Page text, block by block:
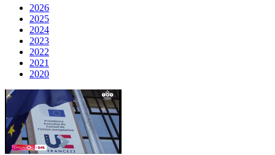
2026
2025
2024
2023
2022
2021
2020